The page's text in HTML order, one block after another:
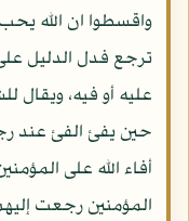
واقسطوا ان الله
ترجع فدل الدليل
عليه أو فيه،
حين يفئ الفئ عند
أفاء الله على
المؤمنين رجعت